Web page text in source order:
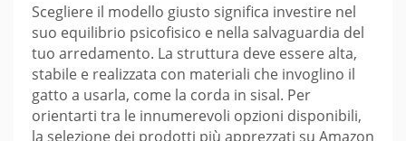
Scegliere il modello giusto significa investire nel
suo equilibrio psicofisico e nella salvaguardia del
tuo arredamento. La struttura deve essere alta,
stabile e realizzata con materiali che invoglino il
gatto a usarla, come la corda in sisal. Per
orientarti tra le innumerevoli opzioni disponibili,
la selezione dei prodotti più apprezzati su Amazon